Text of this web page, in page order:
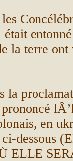
était
la terre
la
en
dessous
ELLE